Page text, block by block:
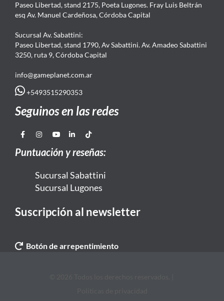
Paseo Libertad, stand 2175, Poeta Lugones. Fray Luis Beltrán
esq Av. Manuel Cardeñosa, Córdoba Capital
Sucursal Av. Sabattini:
Paseo Libertad, stand 1790, Av Sabattini. Av. Amadeo Sabattini
3250, ruta 9, Córdoba Capital
info@gameplanet.com.ar
+5493515290353
Seguinos en las redes
Puntuación y reseñas:
Sucursal Sabattini
Sucursal Lugones
Suscripción al newsletter
Botón de arrepentimiento